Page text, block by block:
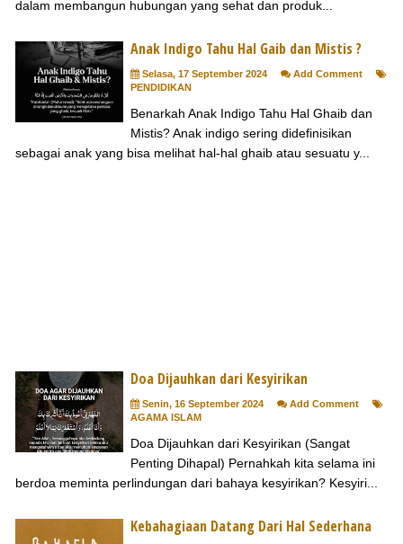
dalam membangun hubungan yang sehat dan produk...
Anak Indigo Tahu Hal Gaib dan Mistis ?
Selasa, 17 September 2024
Add Comment
PENDIDIKAN
Benarkah Anak Indigo Tahu Hal Ghaib dan
Mistis? Anak indigo sering didefinisikan
sebagai anak yang bisa melihat hal-hal ghaib atau sesuatu y...
Doa Dijauhkan dari Kesyirikan
Senin, 16 September 2024
Add Comment
AGAMA ISLAM
Doa Dijauhkan dari Kesyirikan (Sangat
Penting Dihapal) Pernahkah kita selama ini
berdoa meminta perlindungan dari bahaya kesyirikan? Kesyiri...
Kebahagiaan Datang Dari Hal Sederhana